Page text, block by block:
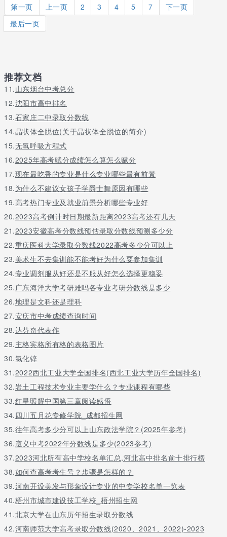
第一页 上一页 2 3 4 5 7
下一页
最后一页
推荐文档
11.山东烟台中考总分
12.沈阳市高中排名
13.石家庄二中录取分数线
14.晶状体全脱位(关于晶状体全脱位的简介)
15.无氧呼吸方程式
16.2025年高考赋分成绩怎么算怎么赋分
17.现在最吃香的专业是什么专业哪些最有前景
18.为什么不建议女孩子学爵士舞原因有哪些
19.高考热门专业及就业前景分析哪些专业好
20.2023高考倒计时日期最新距离2023高考还有几天
21.2023安徽高考分数线预估录取分数线预测多少分
22.重庆医科大学录取分数线2022高考多少分可以上
23.美术生不去集训能不能考好为什么要参加集训
24.专业调剂服从好还是不服从好怎么选择更稳妥
25.广东海洋大学考研难吗各专业考研分数线是多少
26.地理是文科还是理科
27.安庆市中考成绩查询时间
28.达芬奇代表作
29.主格宾格所有格的表格图片
30.氯化锌
31.2022西北工业大学全国排名(西北工业大学历年全国排名)
32.岩土工程技术专业主要学什么？专业课程有哪些
33.红星照耀中国第三章阅读感悟
34.四川五月花专修学院_成都招生网
35.往年高考多少分可以上山东政法学院？(2025年参考)
36.遵义中考2022年分数线是多少(2023参考)
37.2023河北所有高中学校名单汇总,河北高中排名前十排行榜
38.如何查高考考生号？步骤是怎样的？
39.河南开设美发与形象设计专业的中专学校名单一览表
40.梧州市城市建设技工学校_梧州招生网
41.北京大学在山东历年招生录取分数线
42.河南师范大学高考录取分数线(2020、2021、2022)-2023